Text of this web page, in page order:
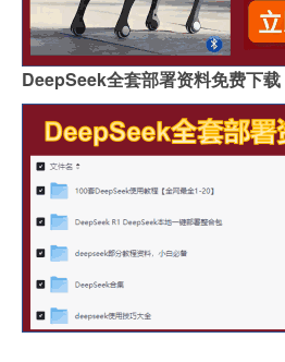
DeepSeek全套部署资料免费下载